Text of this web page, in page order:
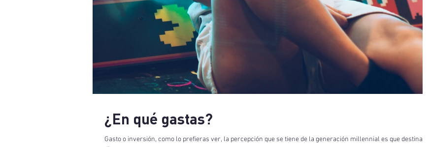
¿En qué gastas?
Gasto o inversión, como lo prefieras ver, la percepción que se tiene de la generación millennial es que destinan el